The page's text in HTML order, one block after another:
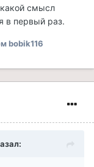
смысл
в первый раз.
bobik116